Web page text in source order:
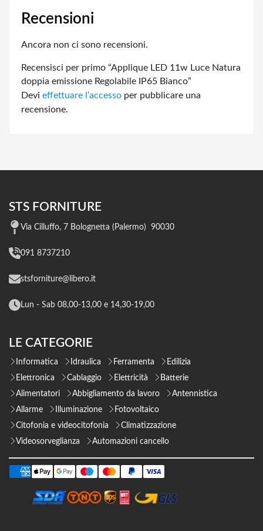
Recensioni
Ancora non ci sono recensioni.
Recensisci per primo “Applique LED 11w Luce Natura
doppia emissione Regolabile IP65 Bianco”
Devi effettuare l’accesso per pubblicare una
recensione.
STS FORNITURE
Via Cilluffo, 7 Bolognetta (Palermo) 90030
091 8737210
stsforniture@libero.it
Lun - Sab 08,00-13,00 e 14,30-19,00
LE CATEGORIE
Informatica Idraulica Ferramenta
Edilizia
Elettronica
Cablaggio Elettricità
Batterie
Alimentatori
Abbigliamento da lavoro
Antennistica
Allarme
Illuminazione
Fotovoltaico
Citofonia e videocitofonia
Climatizzazione
Videosorveglianza
Automazioni cancello